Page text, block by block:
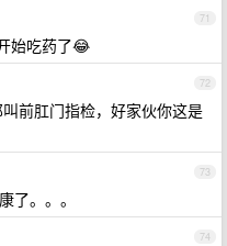
71
始吃药了😂
72
前肛门指检，好家伙你这是
73
了。。。
74